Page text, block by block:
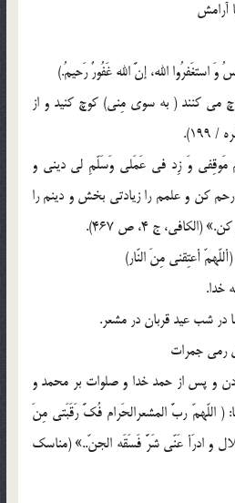
الله، إنَّ الله غَفُورٌ رَحیمُ.)
کنند ( به سوی مِنی) کوچ کنید و از
مَوقِفی وَ زِد فی عَمَلی وَسَلّمِ لی دینی و
کن و علمم را زیادتی بخش و دینم را
ج 4، ص 467).
و پس از حمد خدا و صلوات بر محمد و
اللّهمّ ربَّ المشعرالحَرام فُکَّ رَقَبَتی مِنَ
و ادرَأ عَنّی شَرَّ فَسَقَه الجنّ..» (مناسک